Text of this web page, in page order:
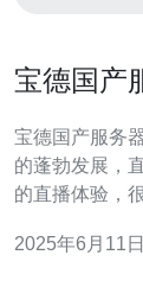
宝德国产
宝德国产服务器直
的蓬勃发展，
的直播体验，
用户带来了更流畅、
2025年6月11日